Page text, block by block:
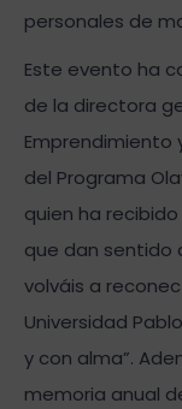
personales de
Este evento ha
de la directora
Emprendimiento
del Programa
quien ha
que dan sentido
volváis a
Universidad
y con alma”.
memoria anual